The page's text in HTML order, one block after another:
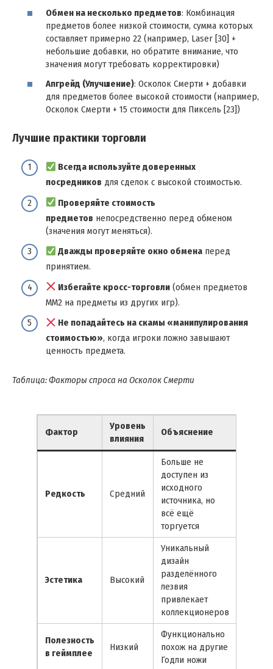
Обмен на несколько предметов: Комбинация
предметов более низкой стоимости, сумма которых
составляет примерно 22 (например, Laser [30] +
небольшие добавки, но обратите внимание, что
значения могут требовать корректировки)
Апгрейд (Улучшение): Осколок Смерти + добавки
для предметов более высокой стоимости (например,
Осколок Смерти + 15 стоимости для Пиксель [23])
Лучшие практики торговли
Всегда используйте доверенных
посредников для сделок с высокой стоимостью.
Проверяйте стоимость
предметов непосредственно перед обменом
(значения могут меняться).
Дважды проверяйте окно обмена перед
принятием.
Избегайте кросс-торговли (обмен предметов
MM2 на предметы из других игр).
Не попадайтесь на скамы «манипулирования
стоимостью», когда игроки ложно завышают
ценность предмета.
Таблица: Факторы спроса на Осколок Смерти
Фактор
Уровень
влияния
Объяснение
Редкость Средний
Больше не
доступен из
исходного
источника, но
всё ещё
торгуется
Эстетика Высокий
Уникальный
дизайн
разделённого
лезвия
привлекает
коллекционеров
Полезность
в геймплее
Низкий
Функционально
похож на другие
Годли ножи